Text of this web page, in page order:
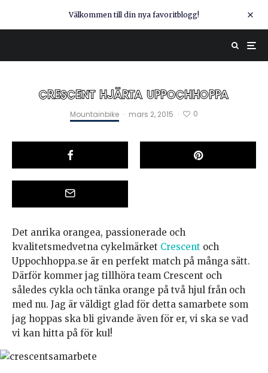
Välkommen till din nya favoritblogg!
CRESCENT HJÄRTA UPPOCHHOPPA
Mountainbike · mars 2, 2015 · 0
Det anrika orangea, passionerade och
kvalitetsmedvetna cykelmärket Crescent och
Uppochhoppa.se är en perfekt match på många sätt.
Därför kommer jag tillhöra team Crescent och
således cykla och tänka orange på två hjul från och
med nu. Jag är väldigt glad för detta samarbete som
jag hoppas ska bli givande även för er, vi ska se vad
vi kan hitta på för kul!